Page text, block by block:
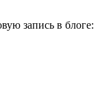
запись в блоге: